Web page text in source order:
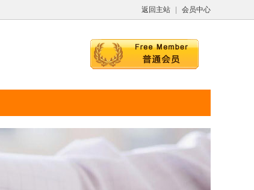
返回主站 会员中心